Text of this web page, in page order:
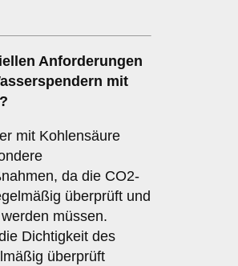
Anforderungen
mit
mit Kohlensäure
da die CO2-
überprüft und
müssen.
Dichtigkeit des
überprüft